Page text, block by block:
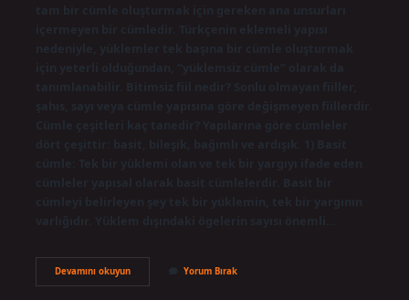
tam bir cümle oluşturmak için gereken ana unsurları
içermeyen bir cümledir. Türkçenin eklemeli yapısı
nedeniyle, yüklemler tek başına bir cümle oluşturmak
için yeterli olduğundan, “yüklemsiz cümle” olarak da
tanımlanabilir. Bitimsiz fiil nedir? Sonlu olmayan fiiller,
şahıs, sayı veya cümle yapısına göre değişmeyen fiillerdir.
Cümle çeşitleri kaç tanedir? Yapılarına göre cümleler
dört çeşittir: basit, bileşik, bağımlı ve ardışık. 1) Basit
cümle: Tek bir yüklemi olan ve tek bir yargıyı ifade eden
cümleler yapısal olarak basit cümlelerdir. Basit bir
cümleyi belirleyen şey tek bir yüklemin, tek bir yargının
varlığıdır. Yüklem dışındaki ögelerin sayısı önemli…
Devamını okuyunBitimsiz
Cümle
Yorum Bırak